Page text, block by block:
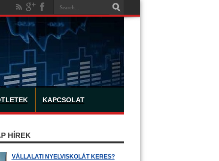
KAPCSOLAT
HÍREK
VÁLLALATI NYELVISKOLÁT KERES?